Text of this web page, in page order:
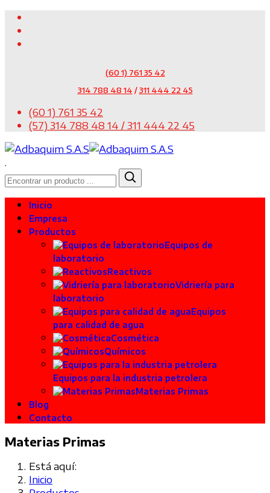
(60 1) 761 35 42
314 788 48 14 /311 444 22 45
(60 1) 761 35 42
(57) 314 788 48 14 / 311 444 22 45
.
Inicio
Empresa
Productos
Equipos de
laboratorio
Reactivos
Vidriería para
laboratorio
Equipos
para calidad de agua
Cosmética
Químicos
Equipos para la industria petrolera
Materias Primas
Blog
Contacto
Materias Primas
Está aquí:
Inicio